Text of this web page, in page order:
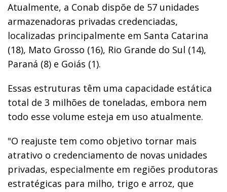
Atualmente, a Conab dispõe de 57 unidades
armazenadoras privadas credenciadas,
localizadas principalmente em Santa Catarina
(18), Mato Grosso (16), Rio Grande do Sul (14),
Paraná (8) e Goiás (1).
Essas estruturas têm uma capacidade estática
total de 3 milhões de toneladas, embora nem
todo esse volume esteja em uso atualmente.
"O reajuste tem como objetivo tornar mais
atrativo o credenciamento de novas unidades
privadas, especialmente em regiões produtoras
estratégicas para milho, trigo e arroz, que